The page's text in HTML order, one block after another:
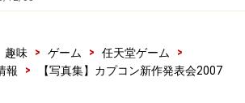
趣味 > ゲーム > 任天堂ゲーム
>
報
> 【写真集】カプコン新作発表会2007